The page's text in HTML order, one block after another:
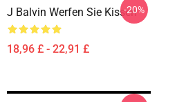
J Balvin Werfen Sie Kissen
18,96 £ - 22,91 £
-20%